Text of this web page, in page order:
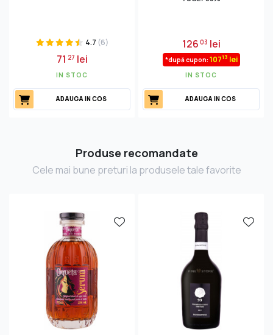
4.7 (6)
71 27 lei
IN STOC
ADAUGA IN COS
12603 lei
*după cupon: 10713 lei
IN STOC
ADAUGA IN COS
Produse recomandate
Cele mai bune preturi la produsele tale favorite